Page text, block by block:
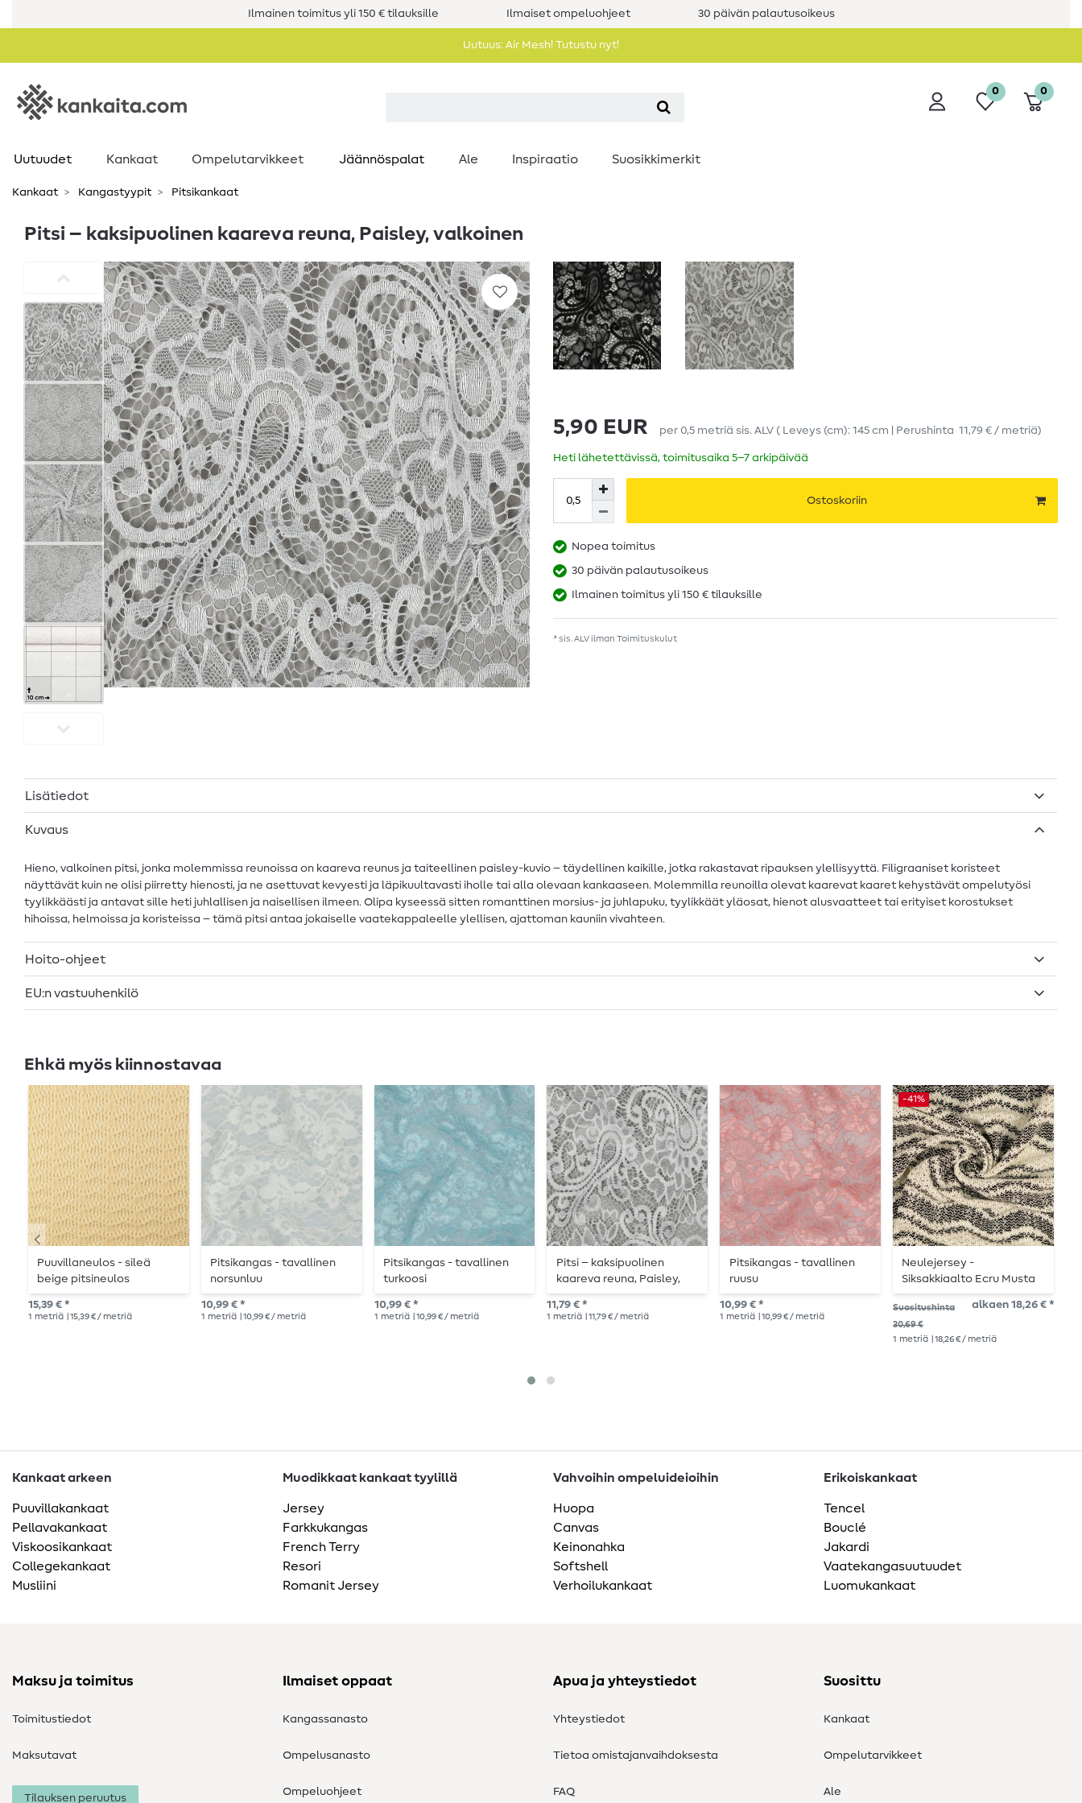
Ilmainen toimitus yli 150 € tilauksille Ilmaiset ompeluohjeet 30 päivän palautusoikeus
Uutuus: Air Mesh! Tutustu nyt!
0 0
Uutuudet Kankaat Ompelutarvikkeet Jäännöspalat Ale Inspiraatio Suosikkimerkit
Kankaat Kangastyypit Pitsikankaat
Pitsi – kaksipuolinen kaareva reuna, Paisley, valkoinen
5,90 EUR per 0,5 metriä sis. ALV ( Leveys (cm): 145 cm | Perushinta 11,79 € / metriä)
Heti lähetettävissä, toimitusaika 5–7 arkipäivää
Ostoskoriin
Nopea toimitus
30 päivän palautusoikeus
Ilmainen toimitus yli 150 € tilauksille
* sis. ALV ilman Toimituskulut
Lisätiedot
Kuvaus
Hieno, valkoinen pitsi, jonka molemmissa reunoissa on kaareva reunus ja taiteellinen paisley-kuvio – täydellinen kaikille, jotka rakastavat ripauksen ylellisyyttä. Filigraaniset koristeet
näyttävät kuin ne olisi piirretty hienosti, ja ne asettuvat kevyesti ja läpikuultavasti iholle tai alla olevaan kankaaseen. Molemmilla reunoilla olevat kaarevat kaaret kehystävät ompelutyösi
tyylikkäästi ja antavat sille heti juhlallisen ja naisellisen ilmeen. Olipa kyseessä sitten romanttinen morsius- ja juhlapuku, tyylikkäät yläosat, hienot alusvaatteet tai erityiset korostukset
hihoissa, helmoissa ja koristeissa – tämä pitsi antaa jokaiselle vaatekappaleelle ylellisen, ajattoman kauniin vivahteen.
Hoito-ohjeet
EU:n vastuuhenkilö
Ehkä myös kiinnostavaa
Puuvillaneulos - sileä
beige pitsineulos
15,39 € *
1 metriä | 15,39 € / metriä
Pitsikangas - tavallinen
norsunluu
10,99 € *
1 metriä | 10,99 € / metriä
Pitsikangas - tavallinen
turkoosi
10,99 € *
1 metriä | 10,99 € / metriä
Pitsi – kaksipuolinen
kaareva reuna, Paisley,
valkoinen
11,79 € *
1 metriä | 11,79 € / metriä
Pitsikangas - tavallinen
ruusu
10,99 € *
1 metriä | 10,99 € / metriä
-41%
Neulejersey -
Siksakkiaalto Ecru Musta
Suositushinta
30,69 €
alkaen 18,26 € *
1 metriä | 18,26 € / metriä
Kankaat arkeen
Puuvillakankaat
Pellavakankaat
Viskoosikankaat
Collegekankaat
Musliini
Muodikkaat kankaat tyylillä
Jersey
Farkkukangas
French Terry
Resori
Romanit Jersey
Vahvoihin ompeluideioihin
Huopa
Canvas
Keinonahka
Softshell
Verhoilukankaat
Erikoiskankaat
Tencel
Bouclé
Jakardi
Vaatekangasuutuudet
Luomukankaat
Maksu ja toimitus
Toimitustiedot
Maksutavat
Tilauksen peruutus
Ilmaiset oppaat
Kangassanasto
Ompelusanasto
Ompeluohjeet
Apua ja yhteystiedot
Yhteystiedot
Tietoa omistajanvaihdoksesta
FAQ
Suosittu
Kankaat
Ompelutarvikkeet
Ale